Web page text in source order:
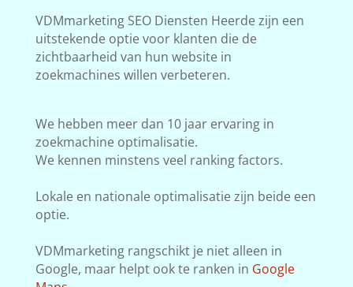
VDMmarketing SEO Diensten Heerde zijn een
uitstekende optie voor klanten die de
zichtbaarheid van hun website in
zoekmachines willen verbeteren.
We hebben meer dan 10 jaar ervaring in
zoekmachine optimalisatie.
We kennen minstens veel ranking factors.
Lokale en nationale optimalisatie zijn beide een
optie.
VDMmarketing rangschikt je niet alleen in
Google, maar helpt ook te ranken in Google